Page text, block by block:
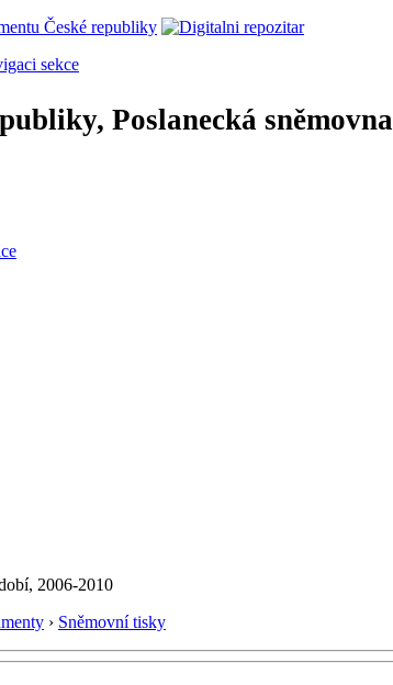
sekce
Poslanecká sněmovna
2006-2010
› Sněmovní tisky